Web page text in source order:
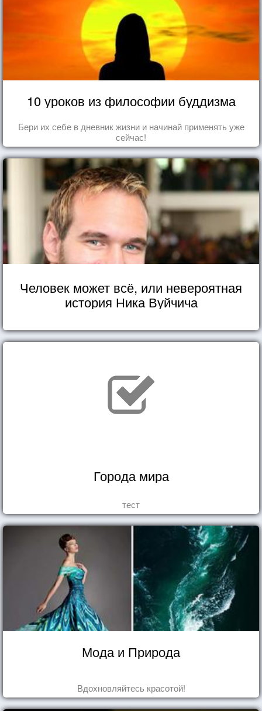
10 уроков из философии буддизма
Бери их себе в дневник жизни и начинай применять уже
сейчас!
Человек может всё, или невероятная
история Ника Вуйчича
Города мира
тест
Мода и Природа
Вдохновляйтесь красотой!